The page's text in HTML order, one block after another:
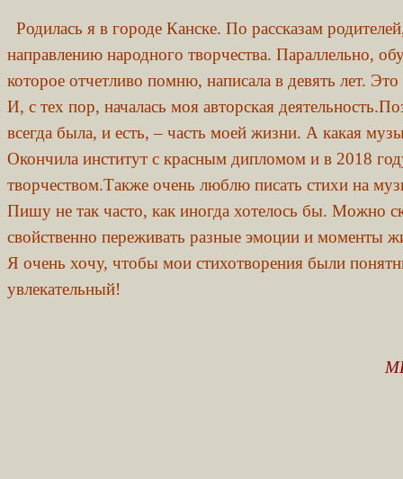
Родилась я в городе Канске. По рассказам
направлению народного творчества. Параллельно,
которое отчетливо помню, написала в девять лет.
И, с тех пор, началась моя авторская
всегда была, и есть, – часть моей жизни. А какая
Окончила институт с красным дипломом и в 2018
творчеством.Также очень люблю писать стихи на
Пишу не так часто, как иногда хотелось бы. Можно
свойственно переживать разные эмоции и моменты
Я очень хочу, чтобы мои стихотворения были
увлекательный!
МБДОУ №50 детский сад